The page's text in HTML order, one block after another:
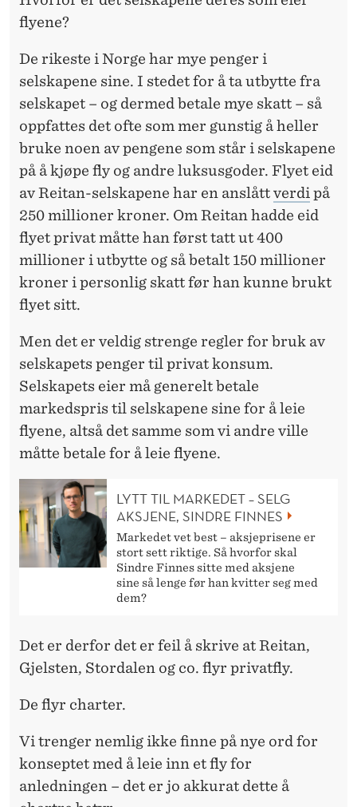
flyene?
De rikeste i Norge har mye penger i
selskapene sine. I stedet for å ta utbytte fra
selskapet – og dermed betale mye skatt – så
oppfattes det ofte som mer gunstig å heller
bruke noen av pengene som står i selskapene
på å kjøpe fly og andre luksusgoder. Flyet eid
av Reitan-selskapene har en anslåttverdi på
250 millioner kroner. Om Reitan hadde eid
flyet privat måtte han først tatt ut 400
millioner i utbytte og så betalt 150 millioner
kroner i personlig skatt før han kunne brukt
flyet sitt.
Men det er veldig strenge regler for bruk av
selskapets penger til privat konsum.
Selskapets eier må generelt betale
markedspris til selskapene sine for å leie
flyene, altså det samme som vi andre ville
måtte betale for å leie flyene.
LYTT TIL MARKEDET – SELG
AKSJENE, SINDRE FINNES
Markedet vet best – aksjeprisene er
stort sett riktige. Så hvorfor skal
Sindre Finnes sitte med aksjene
sine så lenge før han kvitter seg med
dem?
Det er derfor det er feil å skrive at Reitan,
Gjelsten, Stordalen og co. flyr privatfly.
De flyr charter.
Vi trenger nemlig ikke finne på nye ord for
konseptet med å leie inn et fly for
anledningen – det er jo akkurat dette å